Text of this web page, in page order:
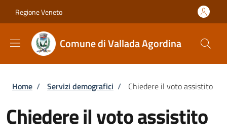
Regione Veneto
Comune di Vallada Agordina
Briciole di pane
Home / Servizi demografici / Chiedere il voto assistito
Chiedere il voto assistito